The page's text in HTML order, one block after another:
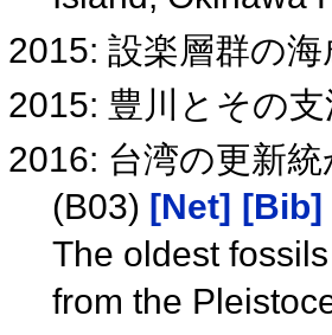
2015: 設楽層群の
2015: 豊川とその
2016: 台湾の更新
(B03) [Net] [Bib]
The oldest
from the